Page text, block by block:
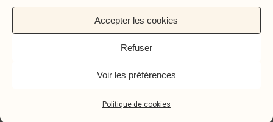
Accepter les cookies
Refuser
Voir les préférences
Politique de cookies